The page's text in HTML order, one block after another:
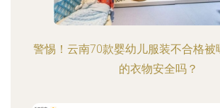
警惕！云南70款婴幼儿服装不合格被
的衣物安全吗？